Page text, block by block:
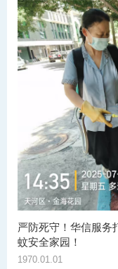
严防死守！华信服务
蚊安全家园！
1970.01.01